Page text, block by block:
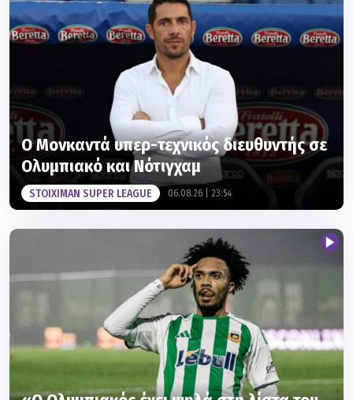
Ο Μονκαντά υπερ-τεχνικός διευθυντής σε
Ολυμπιακό και Νότιγχαμ
STOIXIMAN SUPER LEAGUE 06.08.26 | 23:54
«Ο Ολυμπιακός έχει ψηλά στη λίστα του
τον Μπλέσα της Ρίο Άβε»